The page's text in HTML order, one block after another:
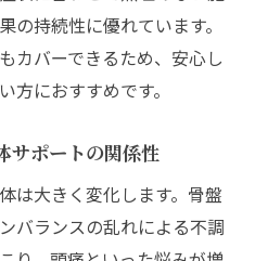
身体をケアする理由
の不調サポート体験談
の持続性に優れています。
カバーできるため、安心し
方におすすめです。
サポートの関係性
は大きく変化します。骨盤
バランスの乱れによる不調